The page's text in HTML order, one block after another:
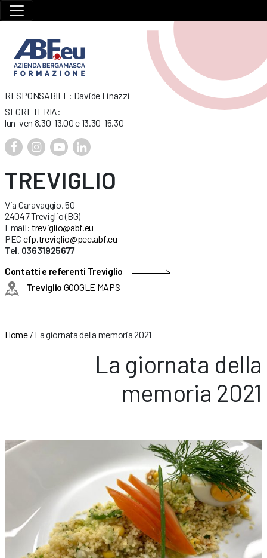
RESPONSABILE: Davide Finazzi
SEGRETERIA:
lun-ven 8.30-13.00 e 13.30-15.30
TREVIGLIO
Via Caravaggio, 50
24047 Treviglio (BG)
Email: treviglio@abf.eu
PEC cfp.treviglio@pec.abf.eu
Tel. 03631925677
Contatti e referenti Treviglio
Treviglio GOOGLE MAPS
Home/ La giornata della memoria 2021
La giornata della
memoria 2021